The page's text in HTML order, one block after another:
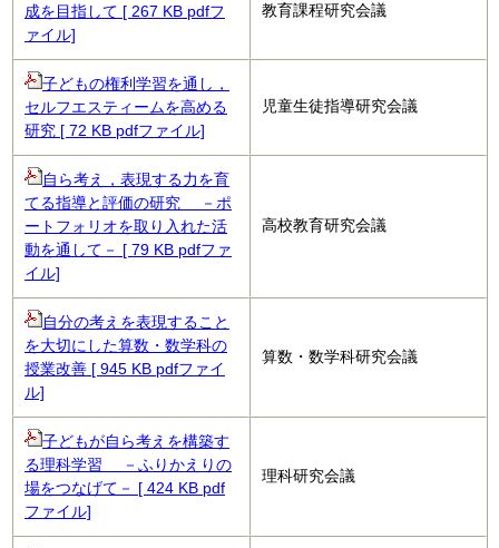
成を目指して [ 267 KB pdfフ
ァイル]
教育課程研究会議
子どもの権利学習を通し，
セルフエスティームを高める
研究 [ 72 KB pdfファイル]
児童生徒指導研究会議
自ら考え，表現する力を育
てる指導と評価の研究 －ポ
ートフォリオを取り入れた活
動を通して－ [ 79 KB pdfファ
イル]
高校教育研究会議
自分の考えを表現すること
を大切にした算数・数学科の
授業改善 [ 945 KB pdfファイ
ル]
算数・数学科研究会議
子どもが自ら考えを構築す
る理科学習 －ふりかえりの
場をつなげて－ [ 424 KB pdf
ファイル]
理科研究会議